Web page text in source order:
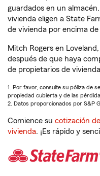
guardados en un
vivienda eligen a State
de vivienda por encima
Mitch Rogers en
después de que haya
de propietarios de
1. Por favor, consulte su póliza de
propiedad cubierta y de las
2. Datos proporcionados por S&P
Comience su cotización
vivienda. ¡Es rápido y